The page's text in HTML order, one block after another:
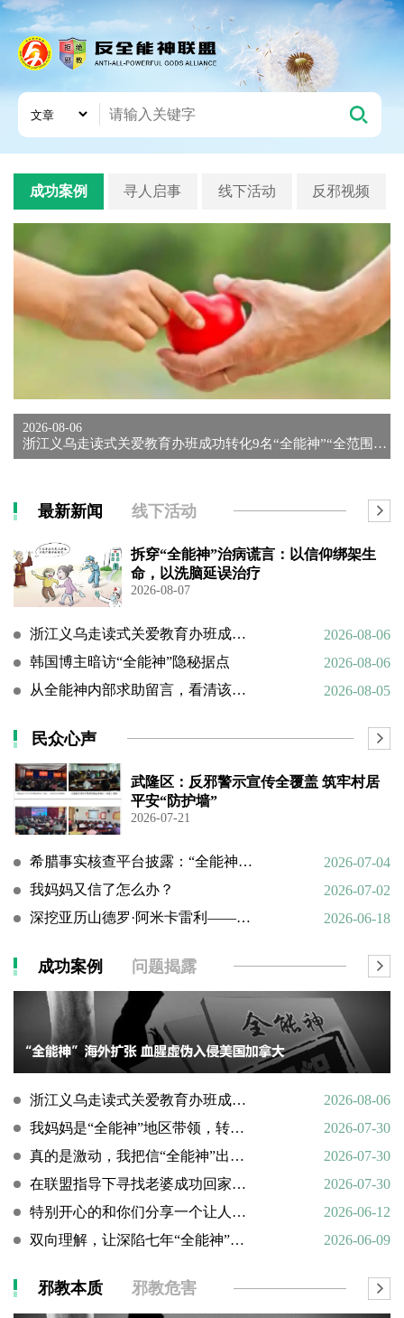
成功案例 寻人启事 线下活动 反邪视频
2026-08-06
浙江义乌走读式关爱教育办班成功转化9名“全能神”“全范围教会...
最新新闻 线下活动
拆穿“全能神”治病谎言：以信仰绑架生
命，以洗脑延误治疗
2026-08-07
浙江义乌走读式关爱教育办班成功转化9名“全能神”“全范围教会”等邪教人员
2026-08-06
韩国博主暗访“全能神”隐秘据点
2026-08-06
从全能神内部求助留言，看清该邪教扭曲的相处环境与常态化的精神 PUA
2026-08-05
民众心声
武隆区：反邪警示宣传全覆盖 筑牢村居
平安“防护墙”
2026-07-21
希腊事实核查平台披露：“全能神”邪教借AI技术向欧洲渗透
2026-07-04
我妈妈又信了怎么办？
2026-07-02
深挖亚历山德罗·阿米卡雷利——一个邪教组织的国际帮凶
2026-06-18
成功案例 问题揭露
浙江义乌走读式关爱教育办班成功转化9名“全能神”“全范围教会”等邪教人员
2026-08-06
我妈妈是“全能神”地区带领，转化情况好转
2026-07-30
真的是激动，我把信“全能神”出走的老婆找了回来
2026-07-30
在联盟指导下寻找老婆成功回家回顾
2026-07-30
特别开心的和你们分享一个让人欣慰的好消息
2026-06-12
双向理解，让深陷七年“全能神”的母亲彻底醒悟
2026-06-09
邪教本质 邪教危害